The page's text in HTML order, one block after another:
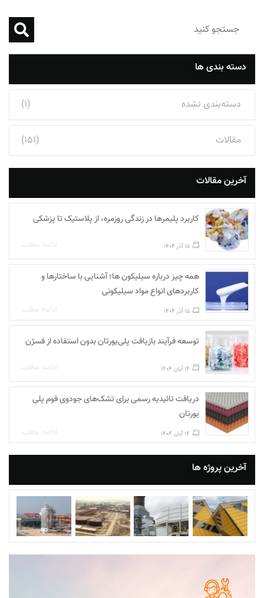
دسته بندی ها
دسته‌بندی نشده (1)
مقالات (151)
آخرین مقالات
کاربرد پلیمرها در زندگی روزمره، از پلاستیک تا پزشکی
15 آذر 1404 ادامه مطلب
همه چیز درباره سیلیکون ها؛ آشنایی با ساختارها و
کاربردهای انواع مواد سیلیکونی
15 آذر 1404 ادامه مطلب
توسعه فرآیند بازیافت پلی‌یورتان بدون استفاده از فسژن
14 آبان 1404 ادامه مطلب
دریافت تائیدیه رسمی برای تشک‌های جودوی فوم پلی‌
یورتان
14 آبان 1404 ادامه مطلب
آخرین پروژه ها